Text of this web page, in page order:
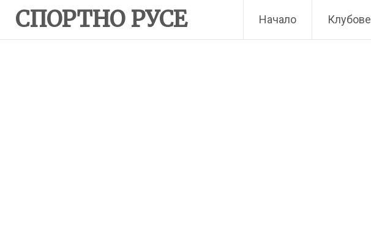
content
СПОРТНО РУСЕ Начало Клубове